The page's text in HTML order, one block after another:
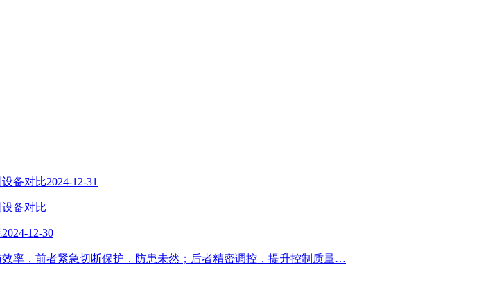
设备对比2024-12-31
设备对比
2024-12-30
前者紧急切断保护，防患未然；后者精密调控，提升控制质量…